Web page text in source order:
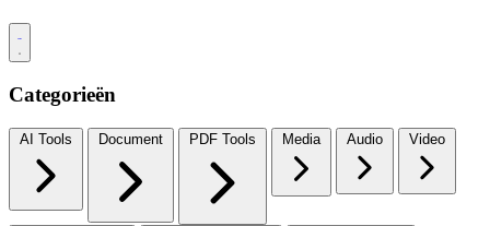
Categorieën
AI Tools Document PDF Tools Media Audio Video